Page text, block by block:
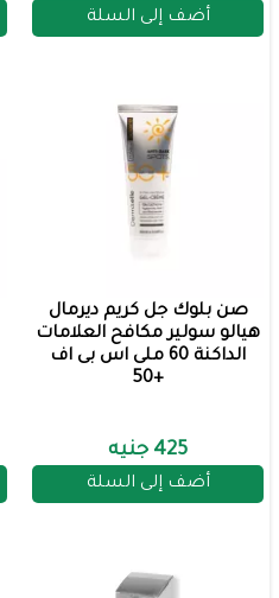
أضف إلى السلة
صن بلوك جل كريم ديرمال
هيالو سولير مكافح العلامات
الداكنة 60 ملى اس بى اف
+50
425 جنيه
أضف إلى السلة